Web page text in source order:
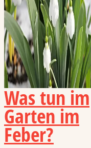
Was tun im
Garten im
Feber?